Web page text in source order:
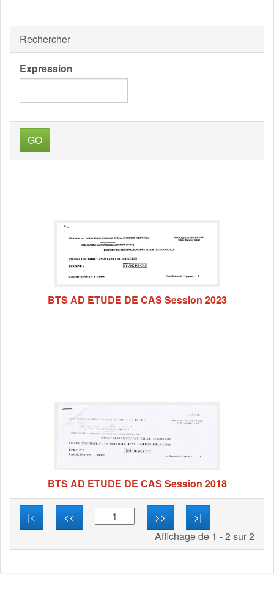
Rechercher
Expression
GO
BTS AD ETUDE DE CAS Session 2023
BTS AD ETUDE DE CAS Session 2018
|< << >>
>|
Affichage de 1 - 2 sur 2